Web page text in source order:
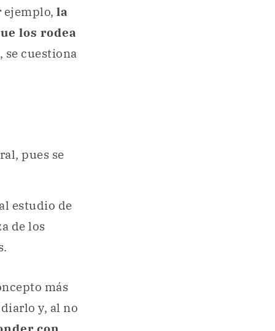
ejemplo, la
los rodea
se cuestiona
pues se
estudio de
de los
más
y, al no